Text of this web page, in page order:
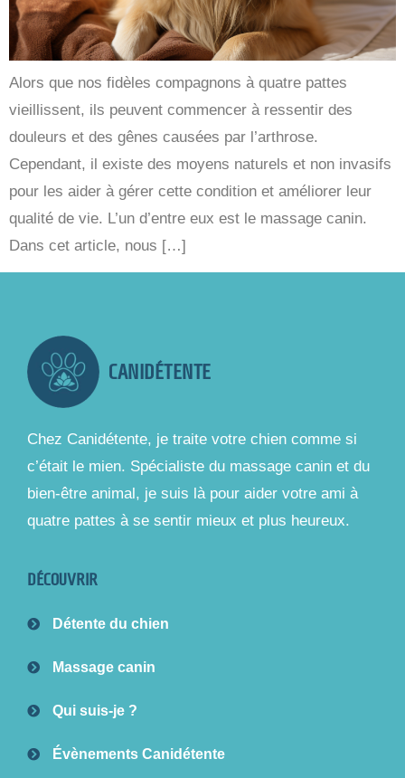
Alors que nos fidèles compagnons à quatre pattes
vieillissent, ils peuvent commencer à ressentir des
douleurs et des gênes causées par l’arthrose.
Cependant, il existe des moyens naturels et non invasifs
pour les aider à gérer cette condition et améliorer leur
qualité de vie. L’un d’entre eux est le massage canin.
Dans cet article, nous […]
CANIDÉTENTE
Chez Canidétente, je traite votre chien comme si
c’était le mien. Spécialiste du massage canin et du
bien-être animal, je suis là pour aider votre ami à
quatre pattes à se sentir mieux et plus heureux.
DÉCOUVRIR
Détente du chien
Massage canin
Qui suis-je ?
Évènements Canidétente